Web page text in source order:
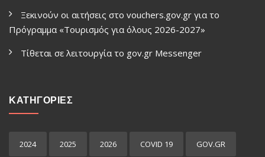
Ξεκινούν οι αιτήσεις στο vouchers.gov.gr για το
Πρόγραμμα «Τουρισμός για όλους 2026-2027»
Τίθεται σε λειτουργία το gov.gr Μessenger
ΚΑΤΗΓΟΡΙΕΣ
2024 2025 2026 COVID 19 GOV.GR